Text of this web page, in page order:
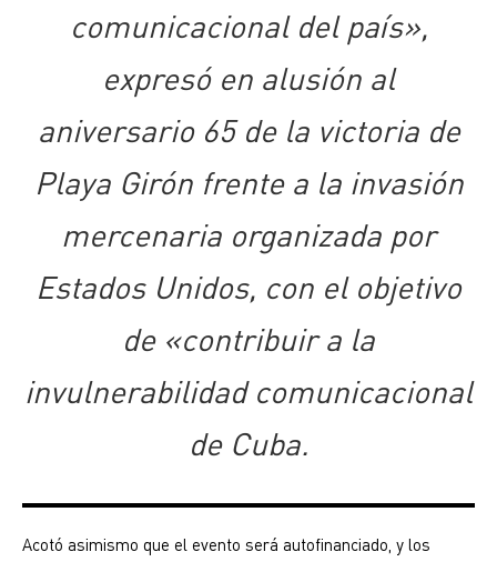
comunicacional del país»,
expresó en alusión al
aniversario 65 de la victoria de
Playa Girón frente a la invasión
mercenaria organizada por
Estados Unidos, con el objetivo
de «contribuir a la
invulnerabilidad comunicacional
de Cuba.
Acotó asimismo que el evento será autofinanciado, y los